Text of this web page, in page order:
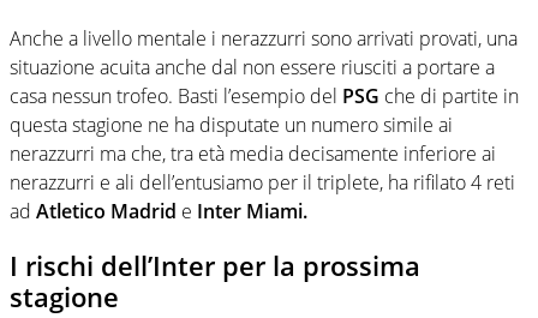
Anche a livello mentale i nerazzurri sono arrivati provati, una
situazione acuita anche dal non essere riusciti a portare a
casa nessun trofeo. Basti l’esempio del PSG che di partite in
questa stagione ne ha disputate un numero simile ai
nerazzurri ma che, tra età media decisamente inferiore ai
nerazzurri e ali dell’entusiamo per il triplete, ha rifilato 4 reti
ad Atletico Madrid e Inter Miami.
I rischi dell’Inter per la prossima
stagione